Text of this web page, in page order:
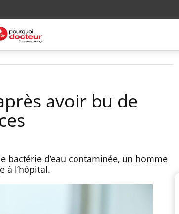
avoir bu de
bactérie d’eau contaminée, un homme
à l’hôpital.